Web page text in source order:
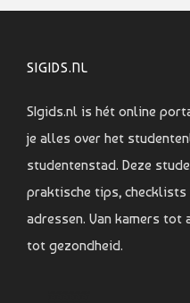
SIGIDS.NL
SIgids.nl is hét online
je alles over het
studentenstad. Deze
praktische tips, checklists
adressen. Van kamers tot
tot gezondheid.